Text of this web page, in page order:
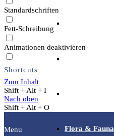
Flora & Fauna
Standardschriften
Fett-Schreibung
Animationen deaktivieren
Shortcuts
Zum Inhalt
Shift + Alt + I
Nach oben
Shift + Alt + O
Menu